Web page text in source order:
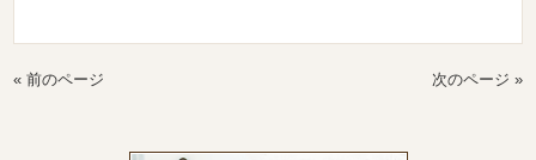
« 前のページ 次のページ »